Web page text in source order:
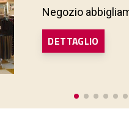
Negozio
DETTAGLIO